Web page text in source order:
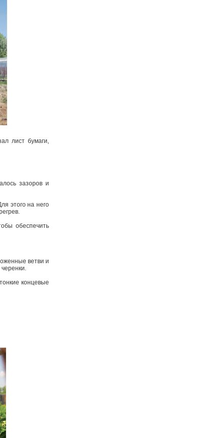
лист бумаги,
зазоров и
этого на него
обеспечить
ветви и
концевые